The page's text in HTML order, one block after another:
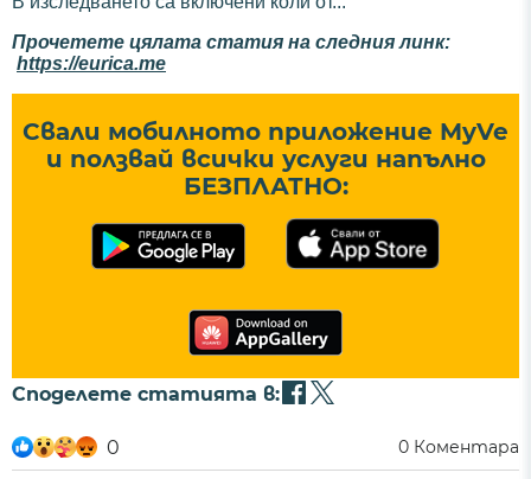
Прочетете цялата статия на следния линк:
https://eurica.me
Свали мобилното приложение MyVe
и ползвай всички услуги напълно
БЕЗПЛАТНО:
Споделете статията в:
0 0 Коментара